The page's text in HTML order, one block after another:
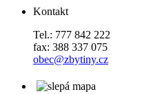
Kontakt
Tel.: 777 842 222
fax: 388 337 075
obec@zbytiny.cz